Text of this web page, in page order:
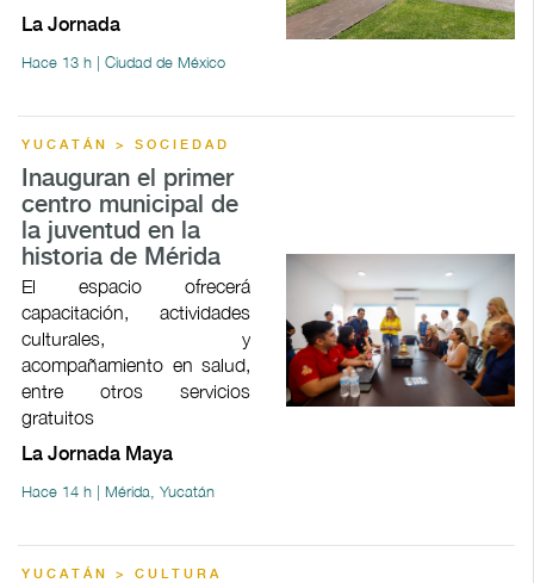
La Jornada
Hace 13 h | Ciudad de México
YUCATÁN > SOCIEDAD
Inauguran el primer
centro municipal de
la juventud en la
historia de Mérida
El espacio ofrecerá
capacitación, actividades
culturales, y
acompañamiento en salud,
entre otros servicios
gratuitos
La Jornada Maya
Hace 14 h | Mérida, Yucatán
YUCATÁN > CULTURA